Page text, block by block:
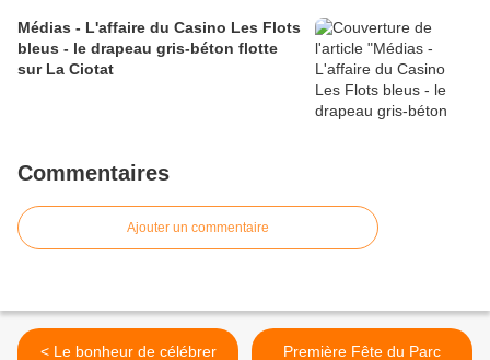
Médias - L'affaire du Casino Les Flots
bleus - le drapeau gris-béton flotte
sur La Ciotat
Commentaires
Ajouter un commentaire
< Le bonheur de célébrer
Première Fête du Parc